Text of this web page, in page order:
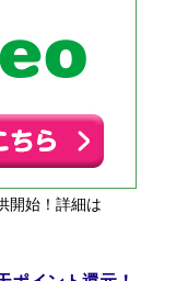
開始！詳細は